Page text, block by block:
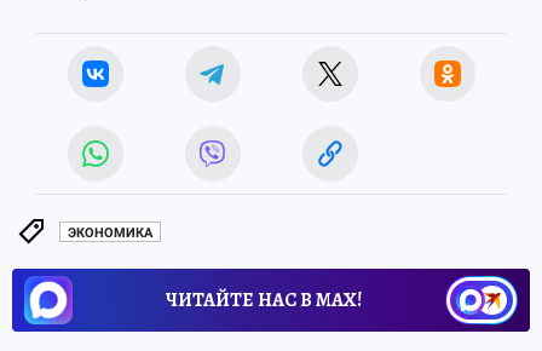
ЭКОНОМИКА
ЧИТАЙТЕ НАС В МАХ!